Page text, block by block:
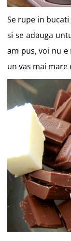
Se rupe in
si se adauga
am pus, voi nu e
un vas mai